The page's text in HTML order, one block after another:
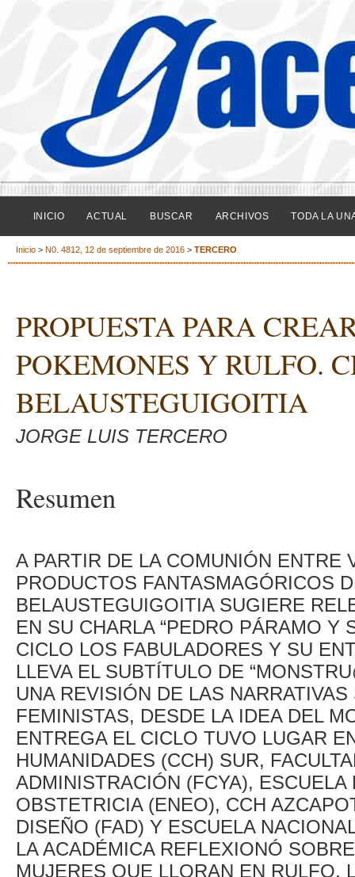
INICIO ACTUAL BUSCAR ARCHIVOS TODA LA
Inicio > N0. 4812, 12 de septiembre de 2016 > TERCERO
PROPUESTA PARA
POKEMONES Y RULFO.
BELAUSTEGUIGOITIA
JORGE LUIS TERCERO
Resumen
A PARTIR DE LA COMUNIÓN ENTRE
PRODUCTOS FANTASMAGÓRICOS
BELAUSTEGUIGOITIA SUGIERE
EN SU CHARLA “PEDRO PÁRAMO Y
CICLO LOS FABULADORES Y SU
LLEVA EL SUBTÍTULO DE
UNA REVISIÓN DE LAS
FEMINISTAS, DESDE LA IDEA DEL
ENTREGA EL CICLO TUVO LUGAR
HUMANIDADES (CCH) SUR,
ADMINISTRACIÓN (FCYA),
OBSTETRICIA (ENEO), CCH
DISEÑO (FAD) Y ESCUELA
LA ACADÉMICA REFLEXIONÓ
MUJERES QUE LLORAN EN RULFO,